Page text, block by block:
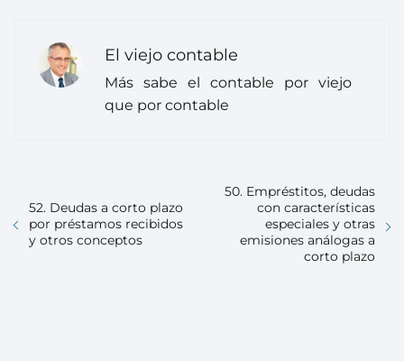
El viejo contable
Más sabe el contable por viejo
que por contable
52. Deudas a corto plazo
por préstamos recibidos
y otros conceptos
50. Empréstitos, deudas
con características
especiales y otras
emisiones análogas a
corto plazo